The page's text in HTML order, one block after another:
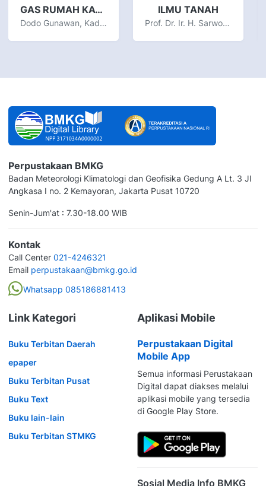
GAS RUMAH KACA DAN PERUBAHAN IKLIM DI INDONESIA
Dodo Gunawan, Kadarsah
ILMU TANAH
Prof. Dr. Ir. H. Sarwono Hardjowigeno, M.Sc
Perpustakaan BMKG
Badan Meteorologi Klimatologi dan Geofisika Gedung A Lt. 3 Jl
Angkasa I no. 2 Kemayoran, Jakarta Pusat 10720
Senin-Jum'at : 7.30-18.00 WIB
Kontak
Call Center 021-4246321
Email perpustakaan@bmkg.go.id
Whatsapp 085186881413
Link Kategori
Buku Terbitan Daerah
epaper
Buku Terbitan Pusat
Buku Text
Buku lain-lain
Buku Terbitan STMKG
Aplikasi Mobile
Perpustakaan Digital
Mobile App
Semua informasi Perustakaan
Digital dapat diakses melalui
aplikasi mobile yang tersedia
di Google Play Store.
Sosial Media Info BMKG